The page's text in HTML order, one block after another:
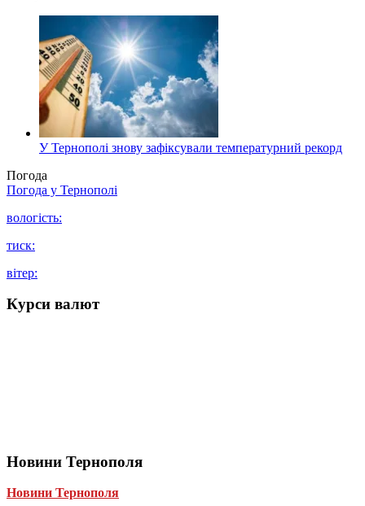
У Тернополі знову зафіксували температурний рекорд
Погода
Погода у Тернополі
вологість:
тиск:
вітер:
Курси валют
Новини Тернополя
Новини Тернополя